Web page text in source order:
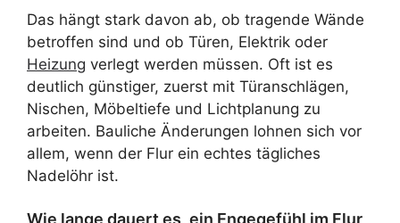
Das hängt stark davon ab, ob tragende Wände
betroffen sind und ob Türen, Elektrik oder
Heizung verlegt werden müssen. Oft ist es
deutlich günstiger, zuerst mit Türanschlägen,
Nischen, Möbeltiefe und Lichtplanung zu
arbeiten. Bauliche Änderungen lohnen sich vor
allem, wenn der Flur ein echtes tägliches
Nadelöhr ist.
Wie lange dauert es, ein Engegefühl im Flur